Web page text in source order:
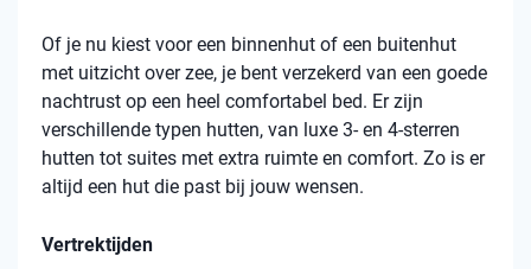
Of je nu kiest voor een binnenhut of een buitenhut
met uitzicht over zee, je bent verzekerd van een goede
nachtrust op een heel comfortabel bed. Er zijn
verschillende typen hutten, van luxe 3- en 4-sterren
hutten tot suites met extra ruimte en comfort. Zo is er
altijd een hut die past bij jouw wensen.
Vertrektijden